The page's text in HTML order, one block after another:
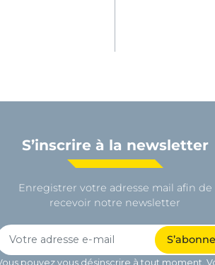
S’inscrire à la newsletter
Enregistrer votre adresse mail afin de
recevoir notre newsletter
pouvez vous désinscrire à tout moment.